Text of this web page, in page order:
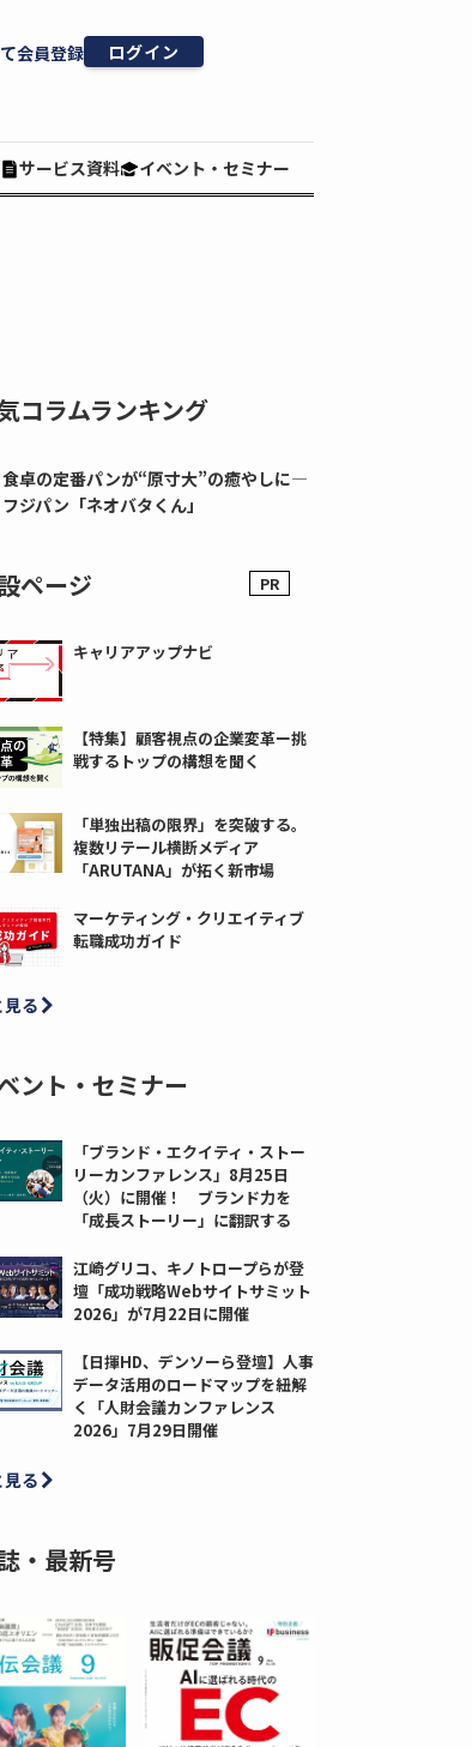
会員登録 ログイン
サービス資料 イベント・セミナー
コラムランキング
食卓の定番パンが“原寸大”の癒やしに―
フジパン「ネオバタくん」
ページ
キャリアアップナビ
【特集】顧客視点の企業変革ー挑
戦するトップの構想を聞く
「単独出稿の限界」を突破する。
複数リテール横断メディア
「ARUTANA」が拓く新市場
マーケティング・クリエイティブ
転職成功ガイド
見る
ント・セミナー
「ブランド・エクイティ・ストー
リーカンファレンス」8月25日
（火）に開催！ ブランド力を
「成長ストーリー」に翻訳する
江崎グリコ、キノトロープらが登
壇「成功戦略Webサイトサミット
2026」が7月22日に開催
【日揮HD、デンソーら登壇】人事
データ活用のロードマップを紐解
く「人財会議カンファレンス
2026」7月29日開催
見る
・最新号